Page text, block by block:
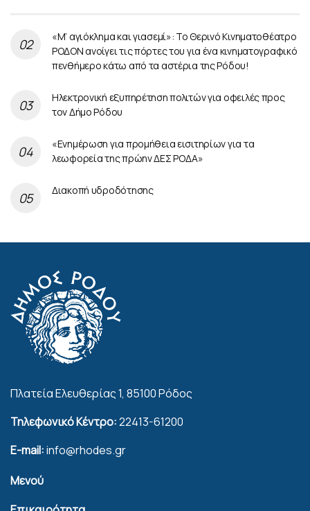
«Μ’ αγιόκλημα και γιασεμί»: Το Θερινό Κινηματοθέατρο
ΡΟΔΟΝ ανοίγει τις πόρτες του για ένα κινηματογραφικό
πενθήμερο κάτω από τα αστέρια της Ρόδου!
Ηλεκτρονική εξυπηρέτηση πολιτών για οφειλές προς
τον Δήμο Ρόδου
«Ενημέρωση για προμήθεια εισιτηρίων για τα
λεωφορεία της πρώην ΔΕΣ ΡΟΔΑ»
Διακοπή υδροδότησης
Πλατεία Ελευθερίας 1, 85100 Ρόδος
Τηλεφωνικό Κέντρο:22413-61200
E-mail:info@rhodes.gr
Μενού